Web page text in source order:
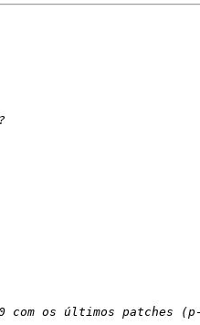
com os últimos patches